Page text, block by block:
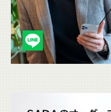
も
チ
ェ